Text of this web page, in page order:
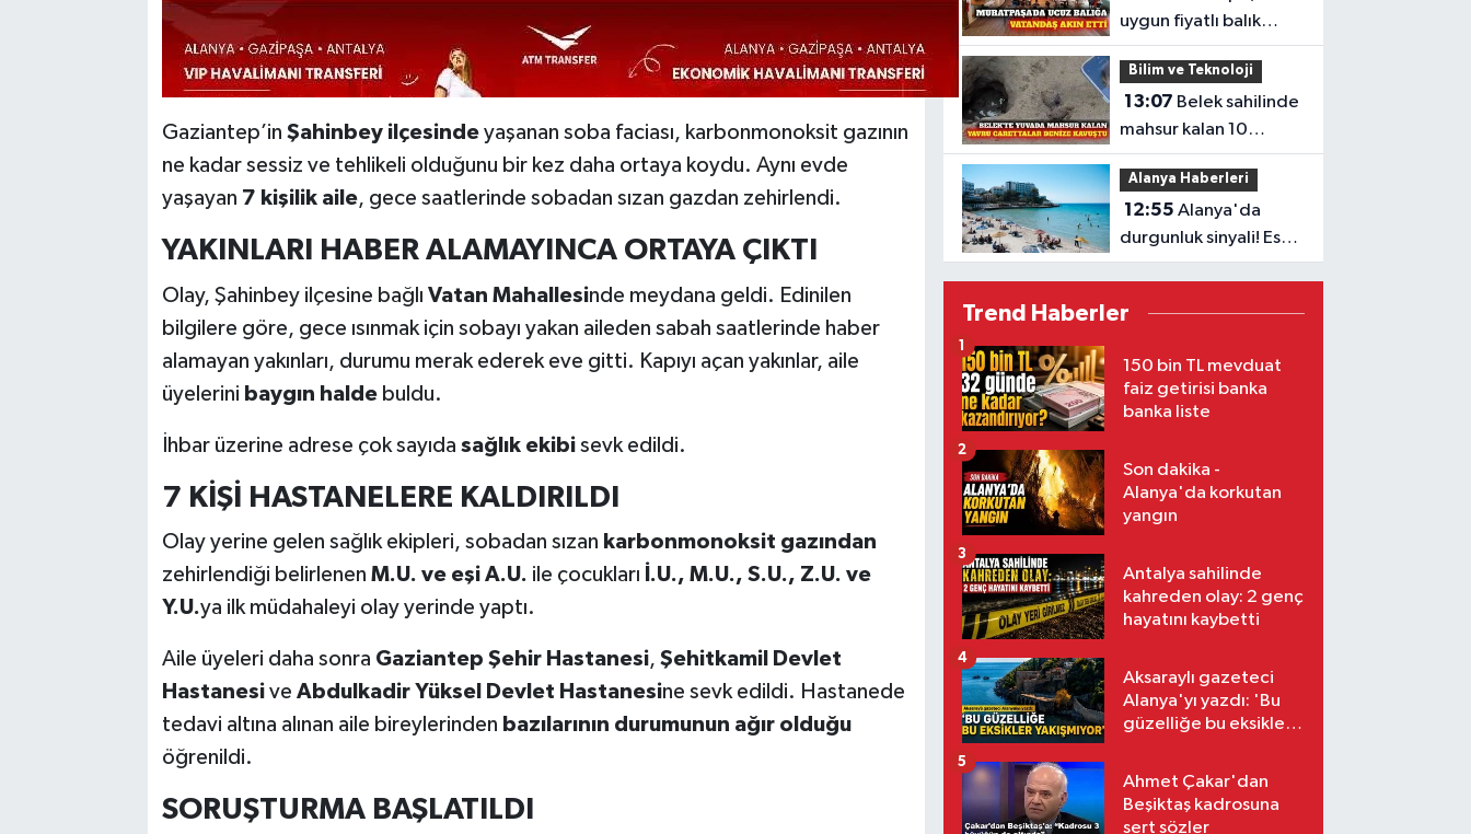
Gaziantep’in Şahinbey ilçesindeyaşanan soba faciası, karbonmonoksit gazının
ne kadar sessiz ve tehlikeli olduğunu bir kez daha ortaya koydu. Aynı evde
yaşayan 7 kişilik aile, gece saatlerinde sobadan sızan gazdan zehirlendi.
YAKINLARI HABER ALAMAYINCA ORTAYA ÇIKTI
Olay, Şahinbey ilçesine bağlı Vatan Mahallesinde meydana geldi. Edinilen
bilgilere göre, gece ısınmak için sobayı yakan aileden sabah saatlerinde haber
alamayan yakınları, durumu merak ederek eve gitti. Kapıyı açan yakınlar, aile
üyelerini baygın haldebuldu.
İhbar üzerine adrese çok sayıda sağlık ekibisevk edildi.
7 KİŞİ HASTANELERE KALDIRILDI
Olay yerine gelen sağlık ekipleri, sobadan sızan karbonmonoksit gazından
zehirlendiği belirlenen M.U. ve eşi A.U. ile çocukları İ.U., M.U., S.U., Z.U. ve
Y.U.ya ilk müdahaleyi olay yerinde yaptı.
Aile üyeleri daha sonra Gaziantep Şehir Hastanesi, Şehitkamil Devlet
Hastanesive Abdulkadir Yüksel Devlet Hastanesine sevk edildi. Hastanede
tedavi altına alınan aile bireylerinden bazılarının durumunun ağır olduğu
öğrenildi.
SORUŞTURMA BAŞLATILDI
uygun fiyatlı balık
sofrasına yoğun ilgi
Bilim ve Teknoloji
13:07
mahsur kalan 10
caretta denize ulaştı
Alanya Haberleri
12:55 Alanya'da
durgunluk sinyali! Eski
Bakan Yücel: 'Destek
sorununa çözüm
Trend Haberler
150 bin TL mevduat
faiz getirisi banka
banka liste
1
Son dakika -
Alanya'da korkutan
yangın
2
Antalya sahilinde
kahreden olay: 2 genç
hayatını kaybetti
3
Aksaraylı gazeteci
Alanya'yı yazdı: 'Bu
güzelliğe bu eksikler
4
Ahmet Çakar'dan
Beşiktaş kadrosuna
sert sözler
5